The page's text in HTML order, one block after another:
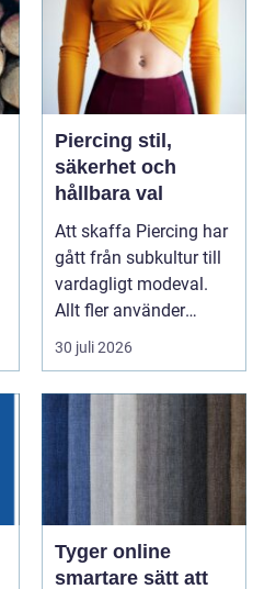
Piercing stil,
säkerhet och
hållbara val
Att skaffa Piercing har
gått från subkultur till
vardagligt modeval.
Allt fler använder
piercade smy...
30 juli 2026
Tyger online
smartare sätt att